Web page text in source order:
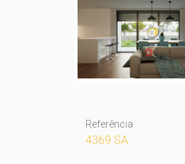
Referência
4369 SA